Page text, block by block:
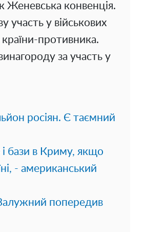
конвенція.
участь у військових
противника.
за участь у
росіян. Є таємний
бази в Криму, якщо
- американський
попередив